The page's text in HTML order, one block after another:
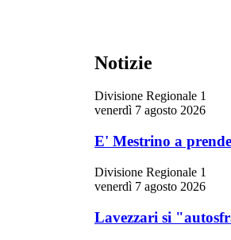
Notizie
Divisione Regionale 1
venerdì 7 agosto 2026
E' Mestrino a
Divisione Regionale 1
venerdì 7 agosto 2026
Lavezzari si